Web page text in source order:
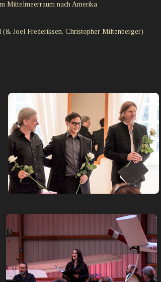
Mittelmeerraum nach Amerika
Joel Frederiksen, Christopher Miltenberger)